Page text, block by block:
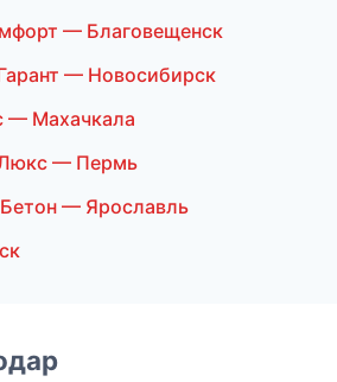
— Благовещенск
— Новосибирск
— Махачкала
— Пермь
— Ярославль